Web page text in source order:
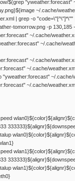
$(grep
~/.cache/
| grep -o
tomorrow.png -p
~/.cache/
~/.cache/
~/.cache/
~/.cache/
~/
~/.cache/